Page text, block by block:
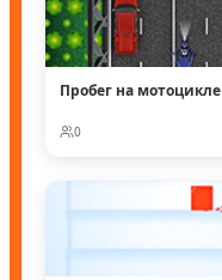
Пробег на мотоцикле
0